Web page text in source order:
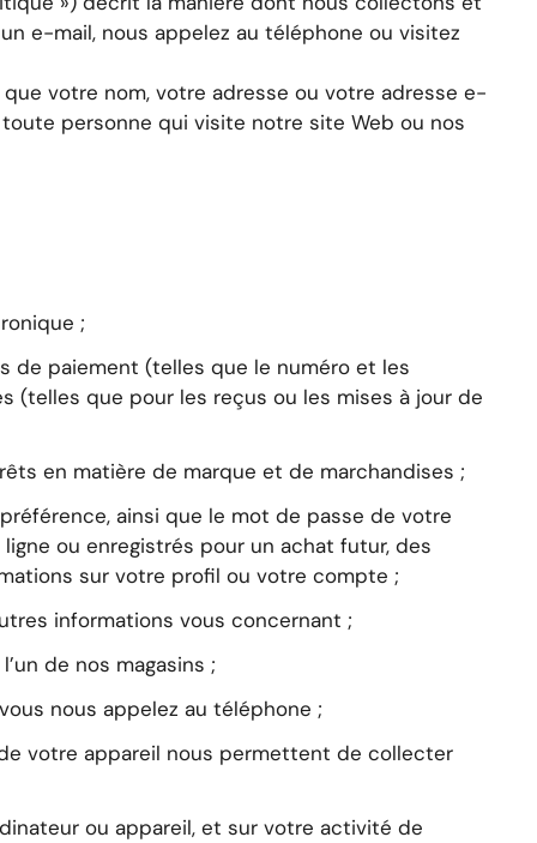
e-mail, nous appelez au téléphone ou visitez
votre nom, votre adresse ou votre adresse e-
personne qui visite notre site Web ou nos
;
de paiement (telles que le numéro et les
que pour les reçus ou les mises à jour de
en matière de marque et de marchandises ;
ainsi que le mot de passe de votre
ou enregistrés pour un achat futur, des
sur votre profil ou votre compte ;
informations vous concernant ;
de nos magasins ;
nous appelez au téléphone ;
votre appareil nous permettent de collecter
ou appareil, et sur votre activité de